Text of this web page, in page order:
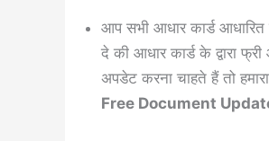
आप सभी आधार कार्ड
दे की आधार कार्ड के द्वारा
अपडेट करना चाहते हैं तो
Free Document